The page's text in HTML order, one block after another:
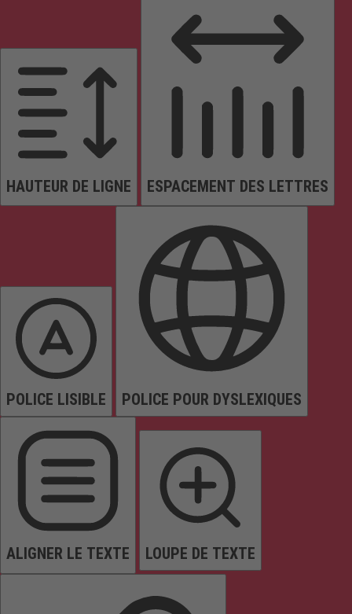
HAUTEUR DE LIGNE ESPACEMENT DES LETTRES
POLICE LISIBLE POLICE POUR DYSLEXIQUES
ALIGNER LE TEXTE LOUPE DE TEXTE